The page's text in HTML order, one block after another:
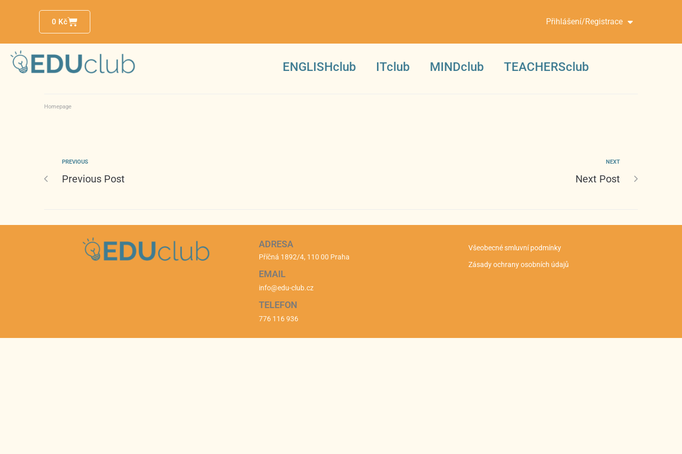
0 Kč Přihlášení/Registrace
ENGLISHclub ITclub MINDclub TEACHERSclub
Homepage
PREVIOUS
Previous Post
NEXT
Next Post
ADRESA
Příčná 1892/4, 110 00 Praha
EMAIL
info@edu-club.cz
TELEFON
776 116 936
Všeobecné smluvní podmínky
Zásady ochrany osobních údajů